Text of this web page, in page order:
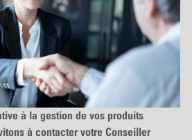
à la gestion de vos produits
à contacter votre Conseiller